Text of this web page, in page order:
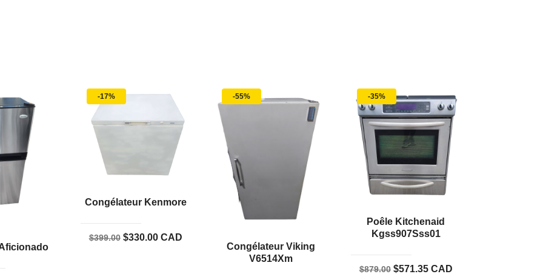
-17%
Congélateur Kenmore
$399.00 Le
$330.00Le
CAD
-55%
Congélateur Viking
V6514Xm
-35%
Poêle Kitchenaid
Kgss907Sss01
$879.00 Le
$571.35Le
CAD